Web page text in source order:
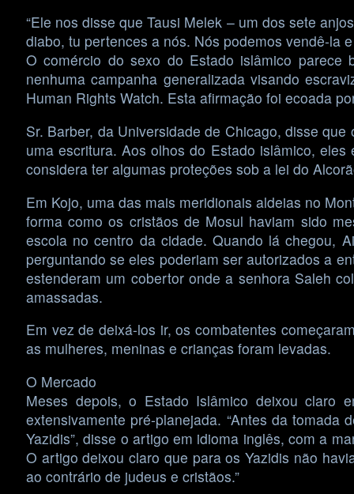
“Ele nos disse que Tausi Melek – um dos sete
diabo, tu pertences a nós. Nós podemos vendê-la
O comércio do sexo do Estado islâmico parece
nenhuma campanha generalizada visando
Human Rights Watch. Esta afirmação foi ecoada
Sr. Barber, da Universidade de Chicago, disse
uma escritura. Aos olhos do Estado islâmico,
considera ter algumas proteções sob a lei do
Em Kojo, uma das mais meridionais aldeias no
forma como os cristãos de Mosul haviam sido
escola no centro da cidade. Quando lá chegou,
perguntando se eles poderiam ser autorizados a
estenderam um cobertor onde a senhora Saleh
amassadas.
Em vez de deixá-los ir, os combatentes
as mulheres, meninas e crianças foram levadas.
O Mercado
Meses depois, o Estado Islâmico deixou claro
extensivamente pré-planejada. “Antes da
Yazidis”, disse o artigo em idioma inglês, com a
O artigo deixou claro que para os Yazidis não
ao contrário de judeus e cristãos.”